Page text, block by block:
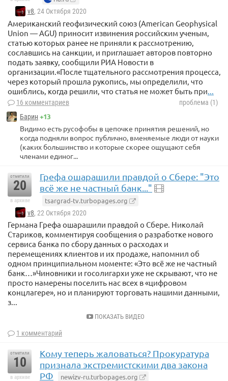
v8, 24 Октября 2020
Американский геофизический союз (American Geophysical
Union — AGU) приносит извинения российским ученым,
статью которых ранее не приняли к рассмотрению,
сославшись на санкции, и приглашает авторов повторно
подать заявку, сообщили РИА Новости в
организации.«После тщательного рассмотрения процесса,
через который прошла рукопись, мы определили, что
ошиблись, когда решили, что статья не может быть при
16 комментариев
проблема (1)
Барин +13
Видимо есть русофобы в цепочке принятия решений, но
когда подняли вопрос публично, вменяемые люди от науки
(каких большинство и которые скорее ощущают себя
членами единог...
отметили
20
в архиве
Грефа ошарашили правдой о Сбере: "Это
всё же не частный банк..."
tsargrad-tv.turbopages.org
v8, 22 Октября 2020
Германа Грефа ошарашили правдой о Сбере. Николай
Стариков, комментируя сообщения о разработке нового
сервиса банка по сбору данных о расходах и
перемещениях клиентов и их продаже, напомнил об
одном принципиальном моменте: «Это всё же не частный
банк…»Чиновники и госолигархи уже не скрывают, что не
просто намерены поселить нас всех в «цифровом
концлагере», но и планируют торговать нашими данными,
з...
ПОКАЗАТЬ ВИДЕО
1 комментарий
отметили
10
в архиве
Кому теперь жаловаться? Прокуратура
признала экстремистскими два закона
РФ
newizv-ru.turbopages.org